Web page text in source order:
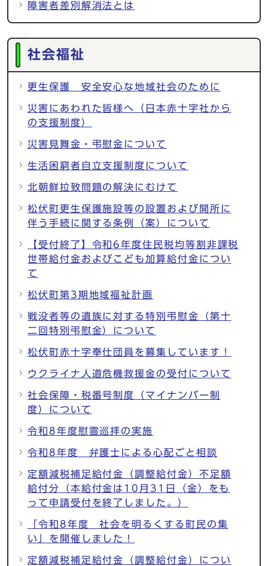
障害者差別解消法とは
社会福祉
更生保護 安全安心な地域社会のために
災害にあわれた皆様へ（日本赤十字社から
の支援制度）
災害見舞金・弔慰金について
生活困窮者自立支援制度について
北朝鮮拉致問題の解決にむけて
松伏町更生保護施設等の設置および開所に
伴う手続に関する条例（案）について
【受付終了】令和6年度住民税均等割非課税
世帯給付金およびこども加算給付金につい
て
松伏町第3期地域福祉計画
戦没者等の遺族に対する特別弔慰金（第十
二回特別弔慰金）について
松伏町赤十字奉仕団員を募集しています！
ウクライナ人道危機救援金の受付について
社会保障・税番号制度（マイナンバー制
度）について
令和8年度慰霊巡拝の実施
令和8年度 弁護士による心配ごと相談
定額減税補足給付金（調整給付金）不足額
給付分（本給付金は10月31日（金）をも
って申請受付を終了しました。）
「令和8年度 社会を明るくする町民の集
い」を開催しました！
定額減税補足給付金（調整給付金）につい